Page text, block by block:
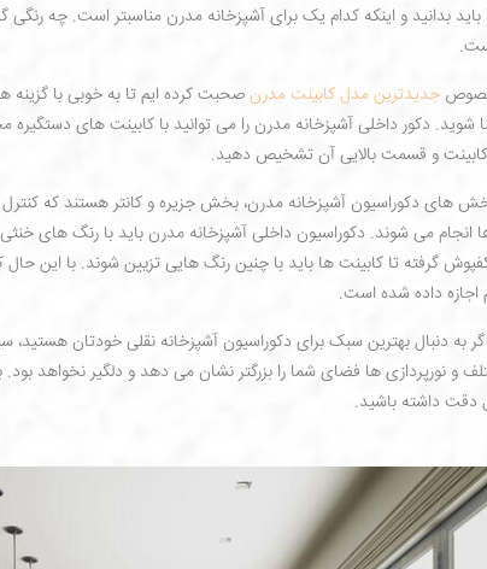
بدانید و اینکه کدام یک برای آشپزخانه مدرن مناسبتر است. چه
خصوص جدیدترین مدل کابینت مدرنصحبت کرده ایم تا به خوبی با
شوید. دکور داخلی آشپزخانه مدرن را می توانید با کابینت های
و قسمت بالایی آن تشخیص دهید.
های دکوراسیون آشپزخانه مدرن، بخش جزیره و کانتر هستند که
می شوند. دکوراسیون داخلی آشپزخانه مدرن باید با رنگ های
گرفته تا کابینت ها باید با چنین رنگ هایی تزیین شوند. با این
اجازه داده شده است.
به دنبال بهترین سبک برای دکوراسیون آشپزخانه نقلی خودتان
و نورپردازی ها فضای شما را بزرگتر نشان می دهد و دلگیر نخواهد بود.
دقت داشته باشید.